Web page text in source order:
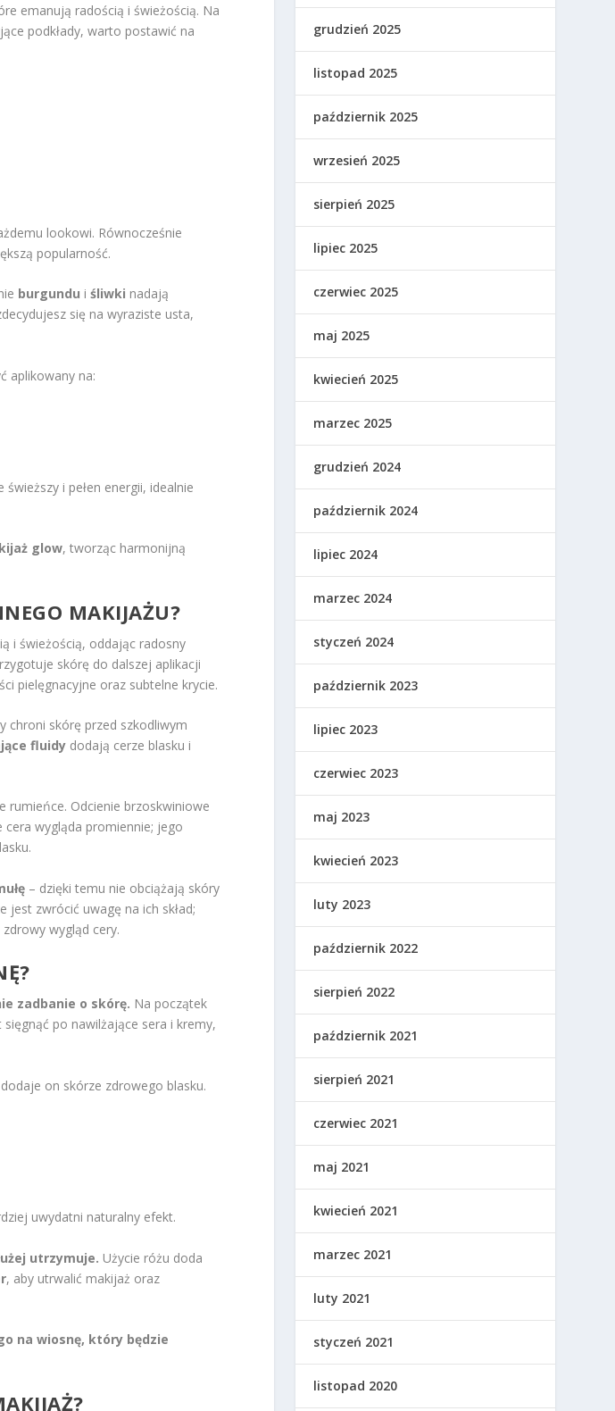
emanują radością i świeżością. Na
podkłady, warto postawić na
lookowi. Równocześnie
popularność.
burgundu iśliwki nadają
się na wyraziste usta,
aplikowany na:
i pełen energii, idealnie
glow, tworząc harmonijną
MAKIJAŻU?
i świeżością, oddając radosny
skórę do dalszej aplikacji
pielęgnacyjne oraz subtelne krycie.
chroni skórę przed szkodliwym
fluidy dodają cerze blasku i
rumieńce. Odcienie brzoskwiniowe
cera wygląda promiennie; jego
– dzięki temu nie obciążają skóry
zwrócić uwagę na ich skład;
wygląd cery.
zadbanie o skórę. Na początek
po nawilżające sera i kremy,
on skórze zdrowego blasku.
uwydatni naturalny efekt.
utrzymuje. Użycie różu doda
, aby utrwalić makijaż oraz
na wiosnę, który będzie
grudzień 2025
listopad 2025
październik 2025
wrzesień 2025
sierpień 2025
lipiec 2025
czerwiec 2025
maj 2025
kwiecień 2025
marzec 2025
grudzień 2024
październik 2024
lipiec 2024
marzec 2024
styczeń 2024
październik 2023
lipiec 2023
czerwiec 2023
maj 2023
kwiecień 2023
luty 2023
październik 2022
sierpień 2022
październik 2021
sierpień 2021
czerwiec 2021
maj 2021
kwiecień 2021
marzec 2021
luty 2021
styczeń 2021
listopad 2020